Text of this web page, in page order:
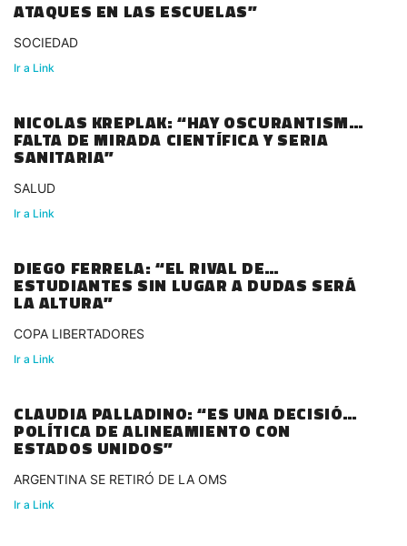
ATAQUES EN LAS ESCUELAS”
SOCIEDAD
Ir a Link
NICOLAS KREPLAK: “HAY OSCURANTISMO,
FALTA DE MIRADA CIENTÍFICA Y SERIA
SANITARIA”
SALUD
Ir a Link
DIEGO FERRELA: “EL RIVAL DE
ESTUDIANTES SIN LUGAR A DUDAS SERÁ
LA ALTURA”
COPA LIBERTADORES
Ir a Link
CLAUDIA PALLADINO: “ES UNA DECISIÓN
POLÍTICA DE ALINEAMIENTO CON
ESTADOS UNIDOS”
ARGENTINA SE RETIRÓ DE LA OMS
Ir a Link